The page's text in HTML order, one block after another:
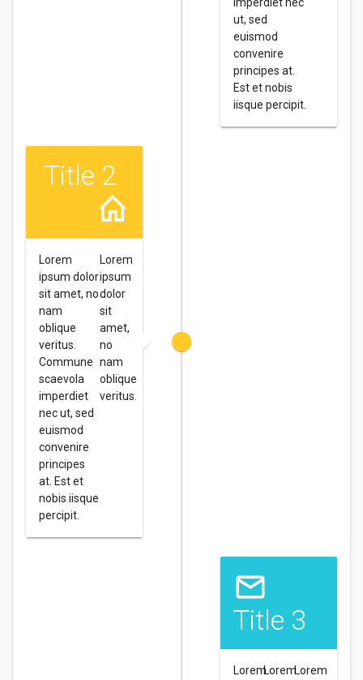
ut, sed
euismod
convenire
principes at.
Est et nobis
iisque percipit.
Title 2
Lorem
ipsum dolor
sit amet, no
nam
oblique
veritus.
Commune
scaevola
imperdiet
nec ut, sed
euismod
convenire
principes
at. Est et
nobis iisque
percipit.
Lorem
ipsum
dolor
sit
amet,
no
nam
oblique
veritus.
Title 3
LoremLoremLorem